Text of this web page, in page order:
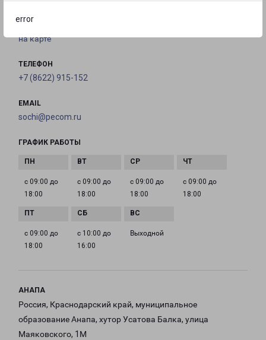
error
на карте
ТЕЛЕФОН
+7 (8622) 915-152
EMAIL
sochi@pecom.ru
ГРАФИК РАБОТЫ
с 09:00 до
18:00
с 09:00 до
18:00
с 09:00 до
18:00
с 09:00 до
18:00
с 09:00 до
18:00
с 10:00 до
16:00
Выходной
АНАПА
Россия, Краснодарский край, муниципальное
образование Анапа, хутор Усатова Балка, улица
Маяковского, 1М